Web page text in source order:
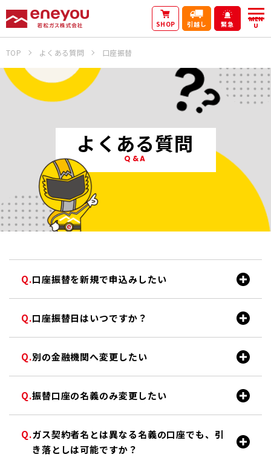
SHOP 引越し 緊急
MEN
U
TOP よくある質問 口座振替
よくある質問
Q&A
口座振替を新規で申込みしたい
口座振替日はいつですか？
別の金融機関へ変更したい
振替口座の名義のみ変更したい
ガス契約者名とは異なる名義の口座でも、引
き落としは可能ですか？